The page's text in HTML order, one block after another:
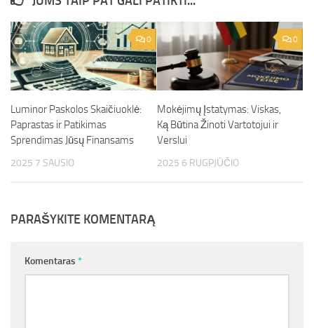
0
Luminor Paskolos Skaičiuoklė:
Paprastas ir Patikimas
Sprendimas Jūsų Finansams
2025 7 SAUSIO
0
Mokėjimų Įstatymas: Viskas,
Ką Būtina Žinoti Vartotojui ir
Verslui
2025 6 RUGPJŪČIO
PARAŠYKITE KOMENTARĄ
Komentaras *